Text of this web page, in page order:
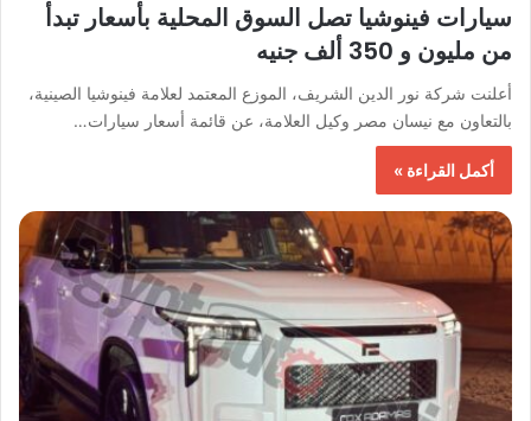
سيارات فينوشيا تصل السوق المحلية بأسعار تبدأ
من مليون و 350 ألف جنيه
أعلنت شركة نور الدين الشريف، الموزع المعتمد لعلامة فينوشيا الصينية،
بالتعاون مع نيسان مصر وكيل العلامة، عن قائمة أسعار سيارات…
أكمل القراءة »